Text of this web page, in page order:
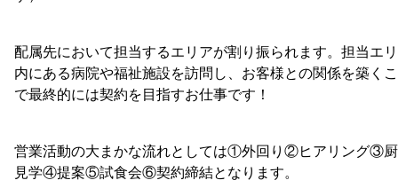
配属先において担当するエリアが割り振られます。担当エ
内にある病院や福祉施設を訪問し、お客様との関係を築く
で最終的には契約を目指すお仕事です！
営業活動の大まかな流れとしては①外回り②ヒアリング③
見学④提案⑤試食会⑥契約締結となります。